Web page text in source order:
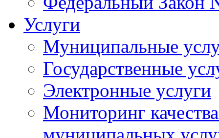
Услуги
Муниципальные
Государственные
Электронные услуги
Мониторинг